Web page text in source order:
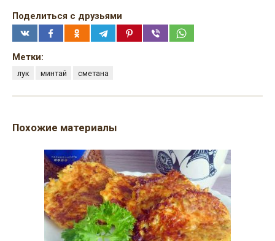
Поделиться с друзьями
Метки:
лук минтай сметана
Похожие материалы